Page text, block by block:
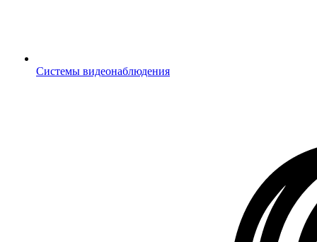
Системы видеонаблюдения